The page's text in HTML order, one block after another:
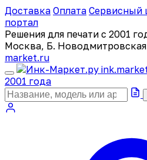
Доставка Оплата Сервисный
портал
Решения для печати с 2001
Москва, Б. Новодмитровская
market.ru
ink.
2001 года